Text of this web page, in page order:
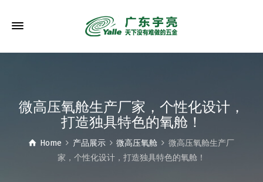
微高压氧舱生产厂家，个性化设计，
打造独具特色的氧舱！
Home 产品展示 微高压氧舱
微高压氧舱生产厂
家，个性化设计，打造独具特色的氧舱！